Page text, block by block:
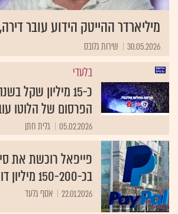
מיליארדר ההייטק הידוע עובר
30.05.2026 שירות גלובס
בלעדי
כ-15 מיליון שקל
הפרסום של הלוטו
05.02.2026 גלית חתן
פייפאל רוכשת את
בכ-150-200 מיליון דולר
22.01.2026 אסף גלעד